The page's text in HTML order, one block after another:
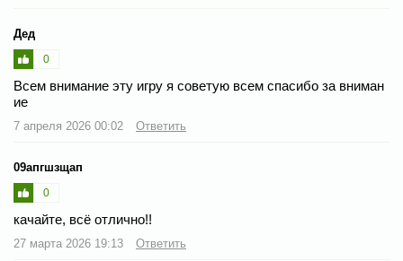
Дед
0
Всем внимание эту игру я советую всем спасибо за вниман
ие
7 апреля 2026 00:02 Ответить
09апгшзщап
0
качайте, всё отлично!!
27 марта 2026 19:13 Ответить